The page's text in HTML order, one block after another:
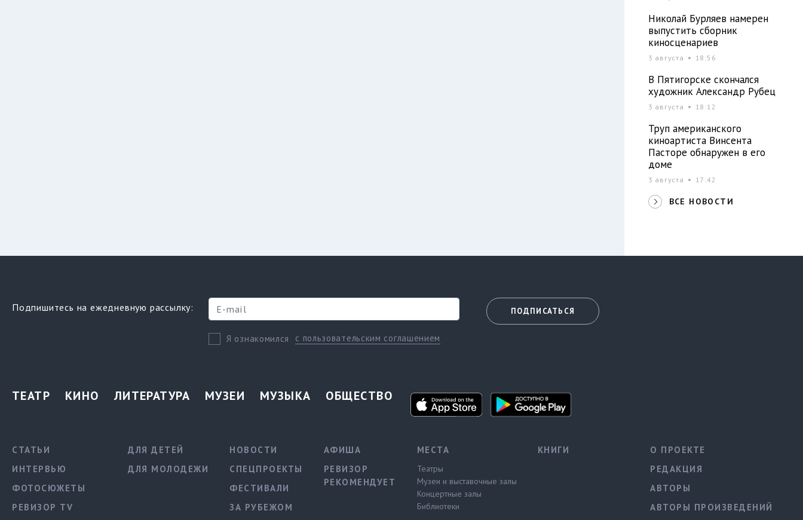
Николай Бурляев намерен
выпустить сборник
киносценариев
3 августа 18:56
В Пятигорске скончался
художник Александр Рубец
3 августа 18:12
Труп американского
киноартиста Винсента
Пасторе обнаружен в его
доме
3 августа 17:42
ВСЕ НОВОСТИ
Подпишитесь на ежедневную рассылку:
Я ознакомился с пользовательским соглашением
ПОДПИСАТЬСЯ
ТЕАТР КИНО ЛИТЕРАТУРА МУЗЕИ МУЗЫКА ОБЩЕСТВО
СТАТЬИ
ИНТЕРВЬЮ
ФОТОСЮЖЕТЫ
РЕВИЗОР TV
ДЛЯ ДЕТЕЙ
ДЛЯ МОЛОДЕЖИ
НОВОСТИ
СПЕЦПРОЕКТЫ
ФЕСТИВАЛИ
ЗА РУБЕЖОМ
АФИША
РЕВИЗОР
РЕКОМЕНДУЕТ
МЕСТА
Театры
Музеи и выставочные залы
Концертные залы
Библиотеки
КНИГИ
О ПРОЕКТЕ
РЕДАКЦИЯ
АВТОРЫ
АВТОРЫ ПРОИЗВЕДЕНИЙ